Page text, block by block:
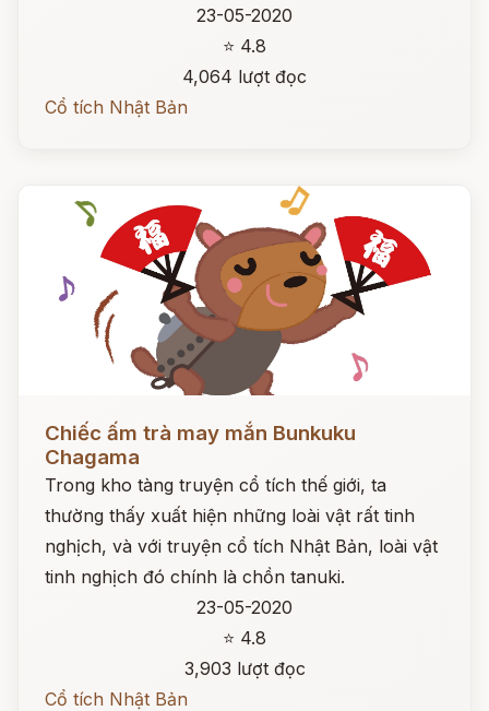
23-05-2020
⭐ 4.8
4,064 lượt đọc
Cổ tích Nhật Bản
Đọc ngay
Chiếc ấm trà may mắn Bunkuku
Chagama
Trong kho tàng truyện cổ tích thế giới, ta
thường thấy xuất hiện những loài vật rất tinh
nghịch, và với truyện cổ tích Nhật Bản, loài vật
tinh nghịch đó chính là chồn tanuki.
23-05-2020
⭐ 4.8
3,903 lượt đọc
Cổ tích Nhật Bản